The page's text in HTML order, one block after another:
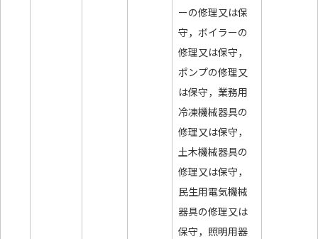
ーの修理又は保
守，ボイラーの
修理又は保守，
ポンプの修理又
は保守，業務用
冷凍機械器具の
修理又は保守，
土木機械器具の
修理又は保守，
民生用電気機械
器具の修理又は
保守，照明用器